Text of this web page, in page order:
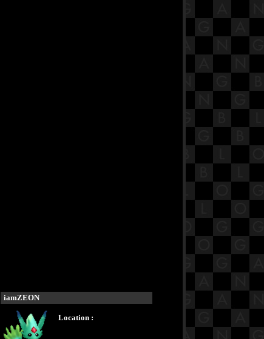
iamZEON
Location :